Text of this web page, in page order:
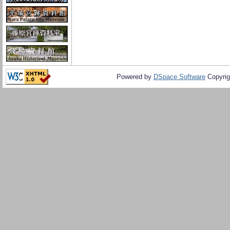
Powered by DSpace Software